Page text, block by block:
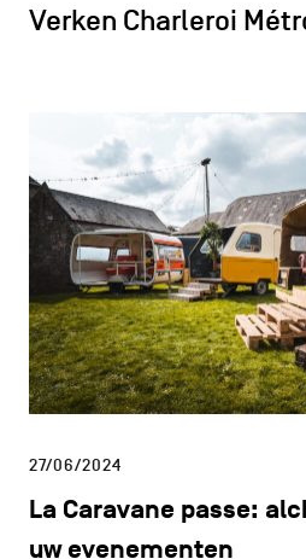
Verken Charleroi
27/06/2024
La Caravane passe:
uw evenementen